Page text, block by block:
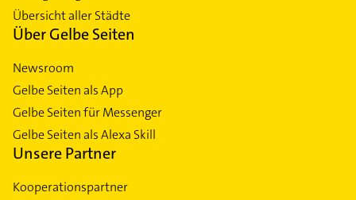
Übersicht aller Städte
Über Gelbe Seiten
Newsroom
Gelbe Seiten als App
Gelbe Seiten für Messenger
Gelbe Seiten als Alexa Skill
Unsere Partner
Kooperationspartner